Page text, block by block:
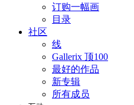
订购一幅画
目录
社区
线
Gallerix 顶100
最好的作品
新专辑
所有成员